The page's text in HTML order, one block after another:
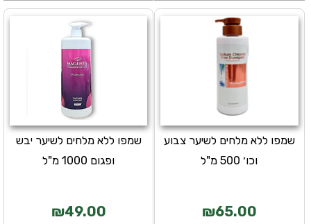
שמפו ללא מלחים לשיער יבש
ופגום 1000 מ"ל
₪49.00
שמפו ללא מלחים לשיער צבוע
וכו׳ 500 מ"ל
₪65.00